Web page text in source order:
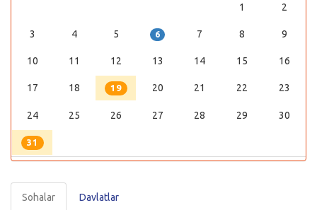
1
2
3 4 5 6 7 8 9
10 11 12 13 14 15 16
17 18 19 20 21 22 23
24 25 26 27 28 29 30
31
Sohalar Davlatlar